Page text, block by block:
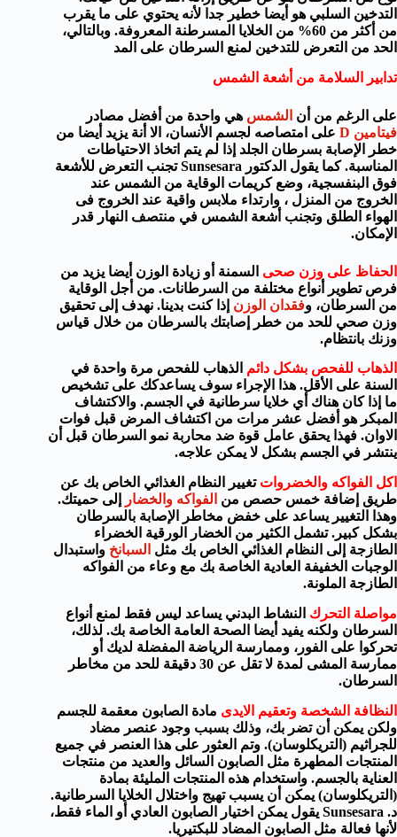
التدخين السلبي هو أيضا خطير جدا لأنه يحتوي على ما يقرب
من أكثر من 60% من الخلايا المسرطنة المعروفة. وبالتالي،
الحد من التعرض للتدخين لمنع السر طان على المد
تدابير
السلامة من أشعة الشمس
على الرغم من أن الشمس هي واحدة من أفضل مصادر
فيتامين D على امتصاصه لجسم الأنسان، الا أنة يزيد أيضا من
خطر الإصابة بسرطان الجلد إذا لم يتم اتخاذ الاحتياطات
المناسبة. كما يقول الدكتور Sunsesara تجنب التعرض للأشعة
فوق البنفسجية، وضع كريمات الوقاية من الشمس عند
الخروج من المنزل ، وارتداء ملابس واقية عند الخروج فى
الهواء الطلق وتجنب أشعة الشمس في منتصف النهار قدر
الإمكان.
الحفاظ على وزن صحى السمنة أو زيادة الوزن أيضا يزيد من
فرص تطوير أنواع مختلفة من السرطانات. من أجل الوقاية
من السرطان، وفقدان الوزن إذا كنت بدينا. نهدف إلى تحقيق
وزن صحي للحد من خطر إصابتك بالسرطان من خلال قياس
وزنك بانتظام.
الذهاب للفحص بشكل دائم الذهاب للفحص مرة واحدة في
السنة على الأقل. هذا الإجراء سوف يساعدكك على تشخيص
ما إذا كان هناك أي خلايا سرطانية في الجسم. و الاكتشاف
المبكر هو أفضل عشر مرات من اكتشاف المرض قبل فوات
الاوان. فهذا يحقق عامل قوة ضد محاربة نمو السرطان قبل أن
ينتشر في الجسم بشكل لا يمكن علاجه.
اكل الفواكه والخضرواتتغيير النظام الغذائي الخاص بك عن
طريق إضافة خمس حصص من الفواكه و الخضار إلى حميتك.
وهذا التغيير يساعد على خفض مخاطر الإصابة بالسرطان
بشكل كبير .تشمل الكثير من الخضار الورقية الخضراء
الطازجة إلى النظام الغذائي الخاص بك مثل السبانخ واستبدال
الوجبات الخفيفة العادية الخاصة بك مع وعاء من الفواكه
الطازجة الملونة.
مواصلة التحرك النشاط البدني يساعد ليس فقط لمنع أنواع
السرطان ولكنه يفيد أيضا الصحة العامة الخاصة بك. لذلك،
تحركوا على الفور ، وممارسة الرياضة المفضلة لديك أو
ممارسة المشى لمدة لا تقل عن 30 دقيقة
للحد من مخاطر
السرطان.
النظافة الشخصة وتعقيم الايدى مادة الصابون معقمة للجسم
ولكن يمكن أن تضر بك، وذلك بسبب وجود عنصر مضاد
للجراثيم ( التريكلوسان). وتم العثور على هذا العنصر في جميع
المنتجات المطهرة مثل الصابون السائل والعديد من منتجات
العناية بالجسم. و استخدام هذه المنتجات المليئة بمادة
( التريكلوسان) يمكن أن يسبب تهيج واختلال الخلايا السرطانية.
د. Sunsesara يقول يمكن اختيار الصابون العادي أو الماء فقط،
لأنها فعالة مثل الصابون المضاد للبكتيريا.